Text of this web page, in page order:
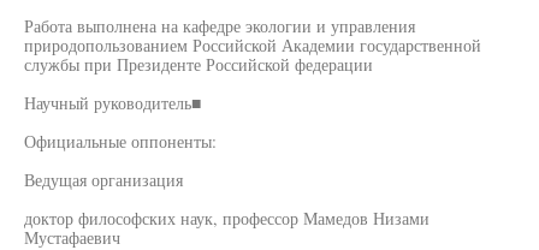
Работа выполнена на кафедре экологии и управления
природопользованием Российской Академии государственной
службы при Президенте Российской федерации
Научный руководитель■
Официальные оппоненты:
Ведущая организация
доктор философских наук, профессор Мамедов Низами
Мустафаевич